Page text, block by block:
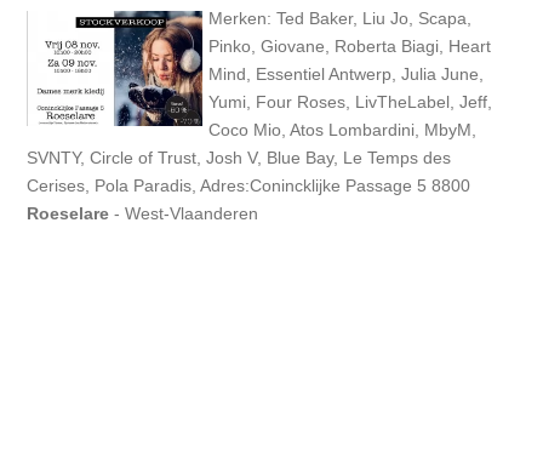
Merken: Ted Baker, Liu Jo, Scapa,
Pinko, Giovane, Roberta Biagi, Heart
Mind, Essentiel Antwerp, Julia June,
Yumi, Four Roses, LivTheLabel, Jeff,
Coco Mio, Atos Lombardini, MbyM,
SVNTY, Circle of Trust, Josh V, Blue Bay, Le Temps des
Cerises, Pola Paradis, Adres:Conincklijke Passage 5 8800
Roeselare - West-Vlaanderen